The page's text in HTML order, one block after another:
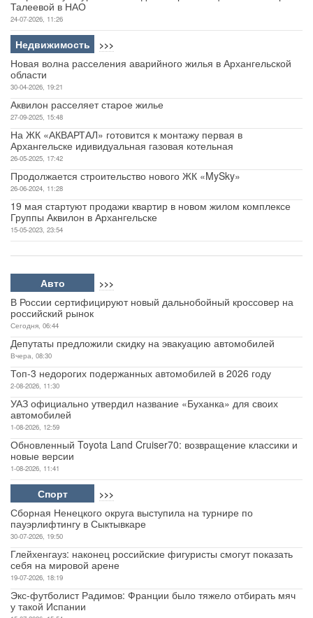
Талеевой в НАО
24-07-2026, 11:26
Недвижимость >>>
Новая волна расселения аварийного жилья в Архангельской
области
30-04-2026, 19:21
Аквилон расселяет старое жилье
27-09-2025, 15:48
На ЖК «АКВАРТАЛ» готовится к монтажу первая в
Архангельске идивидуальная газовая котельная
26-05-2025, 17:42
Продолжается строительство нового ЖК «MySky»
26-06-2024, 11:28
19 мая стартуют продажи квартир в новом жилом комплексе
Группы Аквилон в Архангельске
15-05-2023, 23:54
Авто >>>
В России сертифицируют новый дальнобойный кроссовер на
российский рынок
Сегодня, 06:44
Депутаты предложили скидку на эвакуацию автомобилей
Вчера, 08:30
Топ-3 недорогих подержанных автомобилей в 2026 году
2-08-2026, 11:30
УАЗ официально утвердил название «Буханка» для своих
автомобилей
1-08-2026, 12:59
Обновленный Toyota Land Cruiser70: возвращение классики и
новые версии
1-08-2026, 11:41
Спорт >>>
Сборная Ненецкого округа выступила на турнире по
пауэрлифтингу в Сыктывкаре
30-07-2026, 19:50
Глейхенгауз: наконец российские фигуристы смогут показать
себя на мировой арене
19-07-2026, 18:19
Экс-футболист Радимов: Франции было тяжело отбирать мяч
у такой Испании